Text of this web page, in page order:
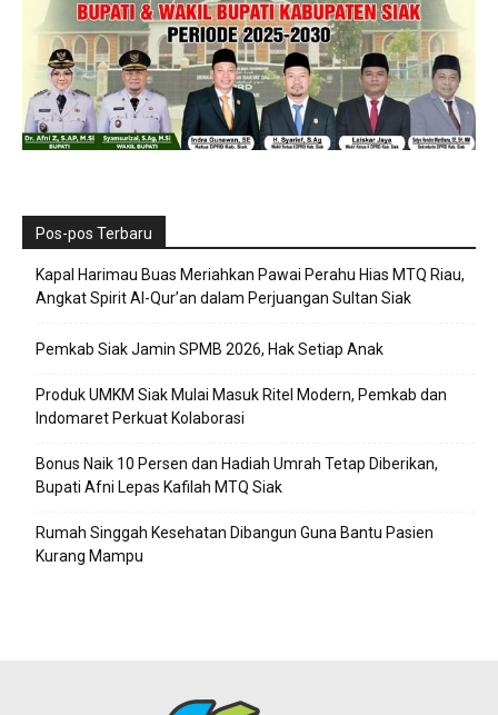
Pos-pos Terbaru
Kapal Harimau Buas Meriahkan Pawai Perahu Hias MTQ Riau,
Angkat Spirit Al-Qur’an dalam Perjuangan Sultan Siak
Pemkab Siak Jamin SPMB 2026, Hak Setiap Anak
Produk UMKM Siak Mulai Masuk Ritel Modern, Pemkab dan
Indomaret Perkuat Kolaborasi
Bonus Naik 10 Persen dan Hadiah Umrah Tetap Diberikan,
Bupati Afni Lepas Kafilah MTQ Siak
Rumah Singgah Kesehatan Dibangun Guna Bantu Pasien
Kurang Mampu